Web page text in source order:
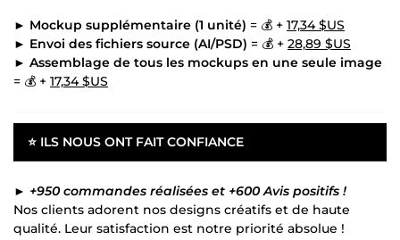
► Mockup supplémentaire (1 unité) = 💰 + 17,34 $US
► Envoi des fichiers source (AI/PSD) = 💰 + 28,89 $US
► Assemblage de tous les mockups en une seule image
= 💰 + 17,34 $US
⭐ ILS NOUS ONT FAIT CONFIANCE
► +950 commandes réalisées et +600 Avis positifs !
Nos clients adorent nos designs créatifs et de haute
qualité. Leur satisfaction est notre priorité absolue !